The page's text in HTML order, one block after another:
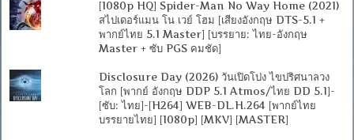
[1080p HQ] Spider-Man No Way Home (2021)
สไปเดอร์แมน โน เวย์ โฮม [เสียงอังกฤษ DTS-5.1 +
พากย์ไทย 5.1 Master] [บรรยาย: ไทย-อังกฤษ
Master + ซับ PGS คมชัด]
Disclosure Day (2026) วันเปิดโปง ไขปริศนาลวง
โลก [พากย์ อังกฤษ DDP 5.1 Atmos/ไทย DD 5.1]-
[ซับ: ไทย]-[H264] WEB-DL.H.264 [พากย์ไทย
บรรยายไทย] [1080p] [MKV] [MASTER]